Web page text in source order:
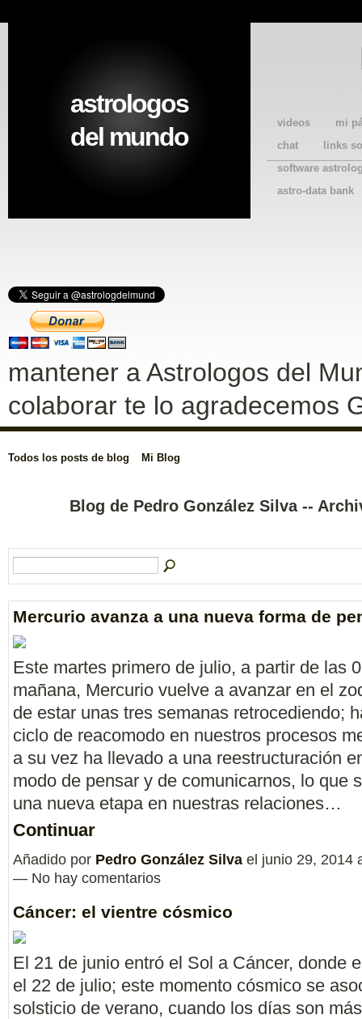
videos
mi
chat
links
software
astro-data bank
astrologos
del mundo
mantener a Astrologos del
colaborar te lo agradecemos
Todos los posts de blog Mi Blog
Blog de Pedro González Silva --
Mercurio avanza a una nueva forma de
Este martes primero de julio, a partir de las
mañana, Mercurio vuelve a avanzar en el
de estar unas tres semanas retrocediendo;
ciclo de reacomodo en nuestros procesos
a su vez ha llevado a una reestructuración
modo de pensar y de comunicarnos, lo que
una nueva etapa en nuestras relaciones…
Continuar
Añadido por Pedro González Silva el junio 29, 2014
— No hay comentarios
Cáncer: el vientre cósmico
El 21 de junio entró el Sol a Cáncer, donde
el 22 de julio; este momento cósmico se
solsticio de verano, cuando los días son